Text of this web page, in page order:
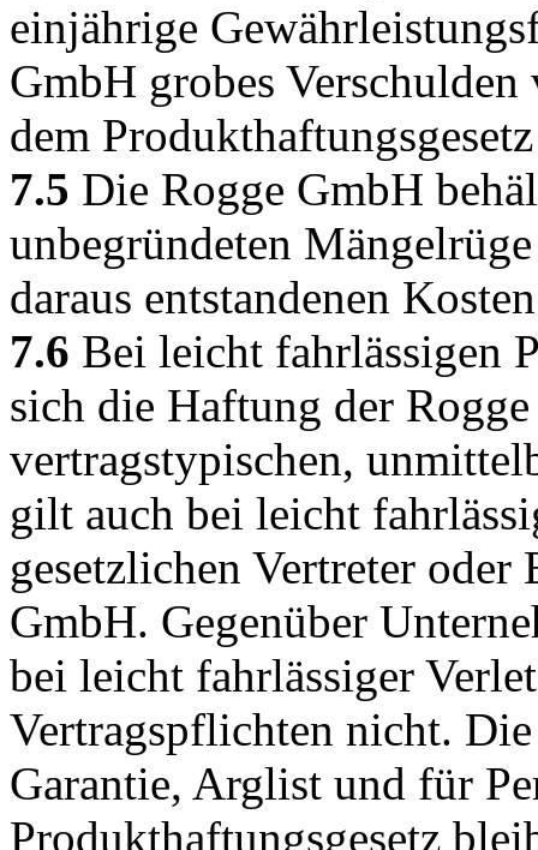
einjährige
GmbH grobes
dem
7.5 Die Rogge GmbH
unbegründeten
daraus entstandenen
7.6 Bei leicht fahrlässigen
sich die Haftung der
vertragstypischen,
gilt auch bei leicht
gesetzlichen Vertreter
GmbH. Gegenüber
bei leicht fahrlässiger
Vertragspflichten nicht.
Garantie, Arglist und für
Produkthaftungsgesetz